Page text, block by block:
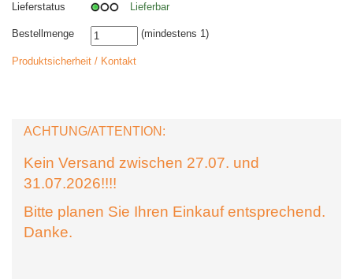
Lieferstatus
Lieferbar
Bestellmenge (mindestens 1)
Produktsicherheit / Kontakt
ACHTUNG/ATTENTION:
Kein Versand zwischen 27.07. und
31.07.2026!!!!
Bitte planen Sie Ihren Einkauf entsprechend.
Danke.